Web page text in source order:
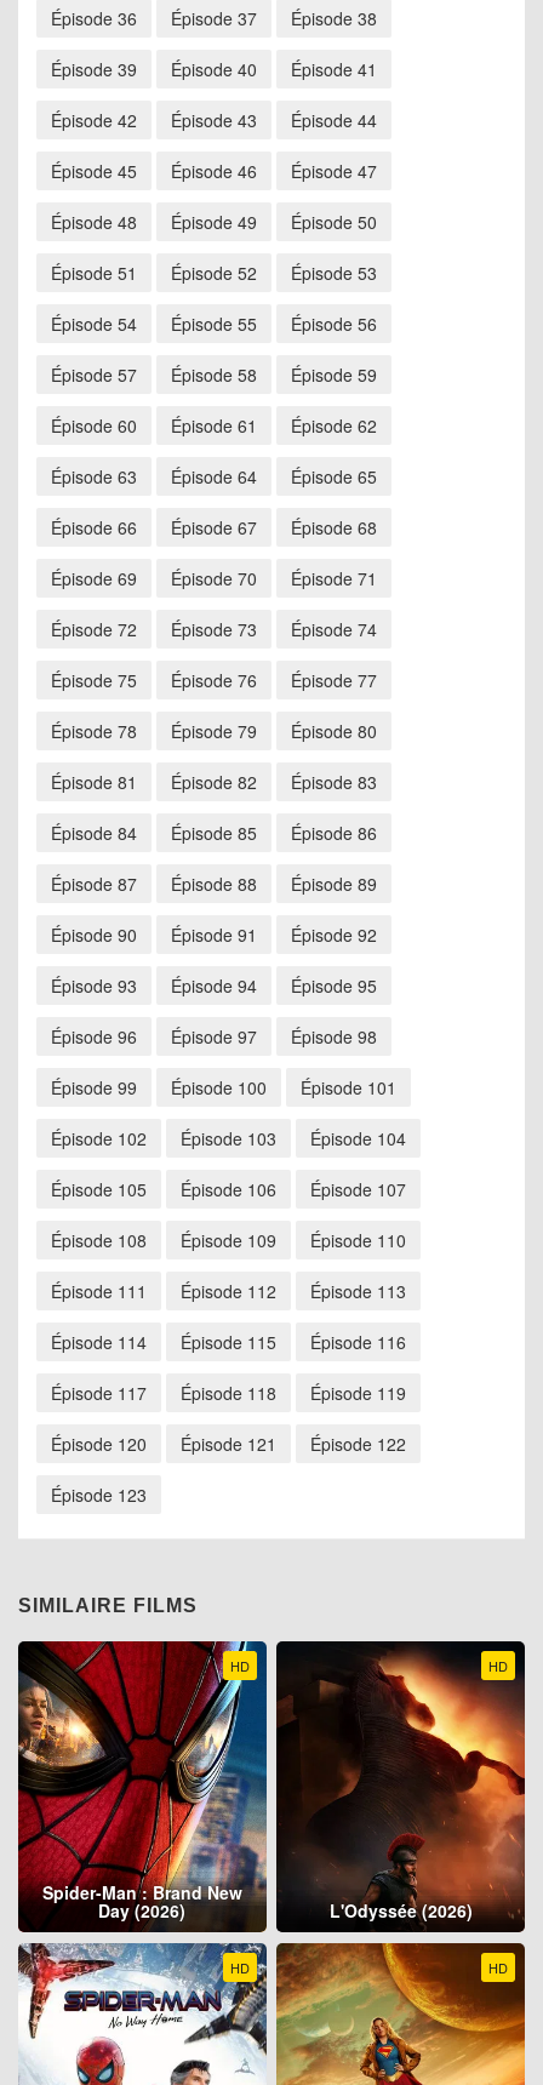
Épisode 36 Épisode 37 Épisode 38
Épisode 39 Épisode 40 Épisode 41
Épisode 42 Épisode 43 Épisode 44
Épisode 45 Épisode 46 Épisode 47
Épisode 48 Épisode 49 Épisode 50
Épisode 51 Épisode 52 Épisode 53
Épisode 54 Épisode 55 Épisode 56
Épisode 57 Épisode 58 Épisode 59
Épisode 60 Épisode 61 Épisode 62
Épisode 63 Épisode 64 Épisode 65
Épisode 66 Épisode 67 Épisode 68
Épisode 69 Épisode 70 Épisode 71
Épisode 72 Épisode 73 Épisode 74
Épisode 75 Épisode 76 Épisode 77
Épisode 78 Épisode 79 Épisode 80
Épisode 81 Épisode 82 Épisode 83
Épisode 84 Épisode 85 Épisode 86
Épisode 87 Épisode 88 Épisode 89
Épisode 90 Épisode 91 Épisode 92
Épisode 93 Épisode 94 Épisode 95
Épisode 96 Épisode 97 Épisode 98
Épisode 99 Épisode 100 Épisode 101
Épisode 102 Épisode 103 Épisode 104
Épisode 105 Épisode 106 Épisode 107
Épisode 108 Épisode 109 Épisode 110
Épisode 111 Épisode 112 Épisode 113
Épisode 114 Épisode 115 Épisode 116
Épisode 117 Épisode 118 Épisode 119
Épisode 120 Épisode 121 Épisode 122
Épisode 123
SIMILAIRE FILMS
HD
Spider-Man : Brand New
Day (2026)
HD
L'Odyssée (2026)
HD HD